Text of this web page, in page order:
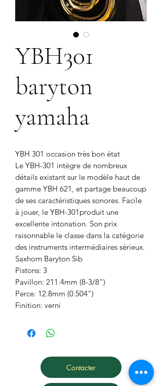
YBH301
baryton
yamaha
YBH 301 occasion très bon état
Le YBH-301 intègre de nombreux
détails existant sur le modèle haut de
gamme YBH 621, et partage beaucoup
de ses caractéristiques sonores. Facile
à jouer, le YBH-301produit une
excellente intonation. Son prix
raisonnable le classe dans la catégorie
des instruments intermédiaires sérieux.
Saxhorn Baryton Sib
Pistons: 3
Pavillon: 211.4mm (8-3/8")
Perce: 12.8mm (0.504")
Finition: verni
Contacter